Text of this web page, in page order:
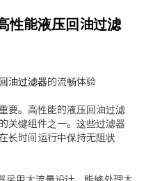
性能液压回油过滤
油过滤器的流畅体验
要。高性能的液压回油过滤
关键组件之一。这些过滤器
长时间运行中保持无阻状